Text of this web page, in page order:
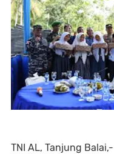
TNI AL, Tanjung